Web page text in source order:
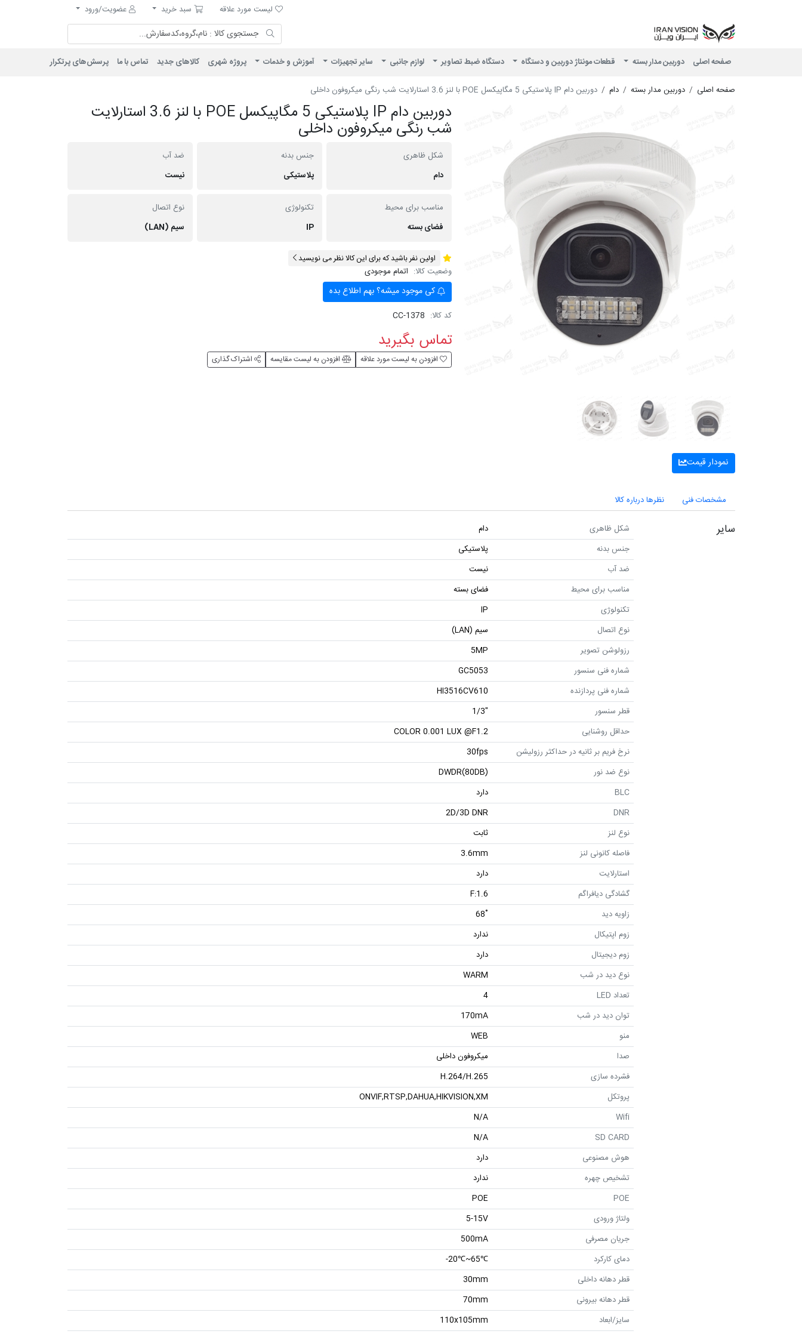
لیست مورد علاقه
لیست مورد علاقه سبد خرید
سبد خرید
عضویت/ورود
صفحه اصلی دوربین مدار بسته قطعات مونتاژ دوربین و دستگاه دستگاه ضبط تصاویر لوازم جانبی سایر تجهیزات آموزش و خدمات پروژه شهری کالاهای جدید تماس با ما پرسش‌های پرتکرار
صفحه اصلی دوربین مدار بسته دام دوربین دام IP پلاستیکی 5 مگاپیکسل POE با لنز 3.6 استارلایت شب رنگی میکروفون داخلی
نمودار قیمت
دوربین دام IP پلاستیکی 5 مگاپیکسل POE با لنز 3.6 استارلایت
شب رنگی میکروفون داخلی
شکل ظاهری
دام
جنس بدنه
پلاستیکی
ضد آب
نیست
مناسب برای محیط
فضای بسته
تکنولوژی
IP
نوع اتصال
سیم (LAN)
اولین نفر باشید که برای این کالا نظر می نویسید
وضعیت کالا: اتمام موجودی
کی موجود میشه؟ بهم اطلاع بده
کد کالا: CC-1378
تماس بگیرید
افزودن به لیست مورد علاقه افزودن به لیست مقایسه اشتراک گذاری
مشخصات فنی نظرها درباره کالا
سایر شکل ظاهری
دام
جنس بدنه
پلاستیکی
ضد آب
نیست
مناسب برای محیط
فضای بسته
تکنولوژی
IP
نوع اتصال
سیم (LAN)
رزولوشن تصویر
5MP
شماره فنی سنسور
GC5053
شماره فنی پردازنده
HI3516CV610
قطر سنسور
"1/3
حداقل روشنایی
COLOR 0.001 LUX @F1.2
نرخ فریم بر ثانیه در حداکثر رزولیشن
30fps
نوع ضد نور
DWDR(80DB)
BLC
دارد
DNR
2D/3D DNR
نوع لنز
ثابت
فاصله کانونی لنز
3.6mm
استارلایت
دارد
گشادگی دیافراگم
F:1.6
زاویه دید
˚68
زوم اپتیکال
ندارد
زوم دیجیتال
دارد
نوع دید در شب
WARM
تعداد LED
4
توان دید در شب
170mA
منو
WEB
صدا
میکروفون داخلی
فشرده سازی
H.264/H.265
پروتکل
ONVIF,RTSP,DAHUA,HIKVISION,XM
Wifi
N/A
SD CARD
N/A
هوش مصنوعی
دارد
تشخیص چهره
ندارد
POE
POE
ولتاژ ورودی
5-15V
جریان مصرفی
500mA
دمای کارکرد
℃65~℃20-
قطر دهانه داخلی
30mm
قطر دهانه بیرونی
70mm
سایز/ابعاد
110x105mm